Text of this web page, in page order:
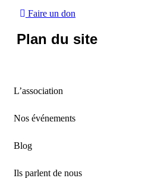
Faire un don
Plan du site
L’association
Nos événements
Blog
Ils parlent de nous